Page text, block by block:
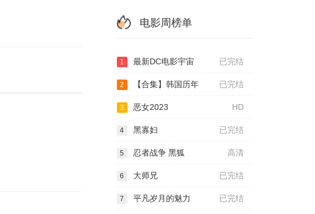
电影周榜单
已完结
1 最新DC电影宇宙
已完结
2 【合集】韩国历年
HD
3 恶女2023
已完结
4 黑寡妇
高清
5 忍者战争 黑狐
已完结
6 大师兄
已完结
7 平凡岁月的魅力